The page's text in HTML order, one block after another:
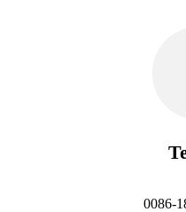
0086-